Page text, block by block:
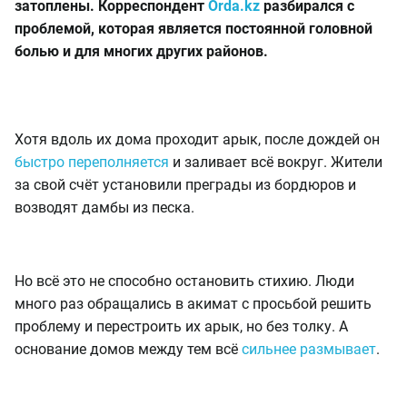
затоплены. Корреспондент Orda.kz разбирался с
проблемой, которая является постоянной головной
болью и для многих других районов.
Хотя вдоль их дома проходит арык, после дождей он
быстро переполняется и заливает всё вокруг. Жители
за свой счёт установили преграды из бордюров и
возводят дамбы из песка.
Но всё это не способно остановить стихию. Люди
много раз обращались в акимат с просьбой решить
проблему и перестроить их арык, но без толку. А
основание домов между тем всё сильнее размывает.